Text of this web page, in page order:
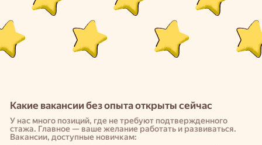
Какие вакансии без опыта открыты сейчас
У нас много позиций, где не требуют подтвержденного
стажа. Главное — ваше желание работать и развиваться.
Вакансии, доступные новичкам: